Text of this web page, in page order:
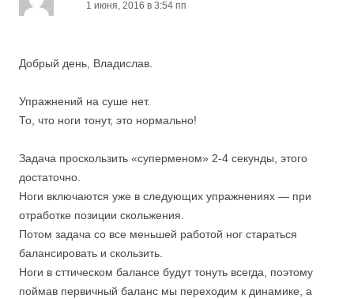
1 июня, 2016 в 3:54 пп
Добрый день, Владислав.
Упражнений на суше нет.
То, что ноги тонут, это нормально!
Задача проскользить «суперменом» 2-4 секунды, этого
достаточно.
Ноги включаются уже в следующих упражнениях — при
отработке позиции скольжения.
Потом задача со все меньшей работой ног стараться
балансировать и скользить.
Ноги в сттическом балансе будут тонуть всегда, поэтому
поймав первичный баланс мы переходим к динамике, а